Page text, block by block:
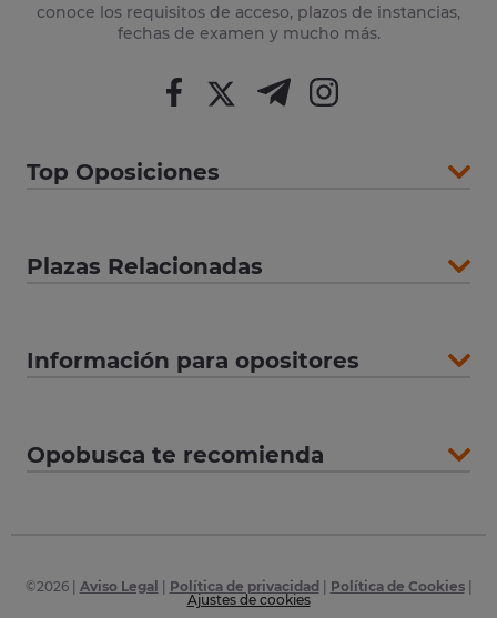
conoce los requisitos de acceso, plazos de instancias,
fechas de examen y mucho más.
Top Oposiciones
Plazas Relacionadas
Información para opositores
Opobusca te recomienda
©2026| Aviso Legal Política de privacidad Política de Cookies|
Ajustes de cookies